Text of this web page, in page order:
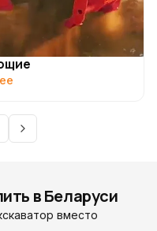
в Беларуси
вместо